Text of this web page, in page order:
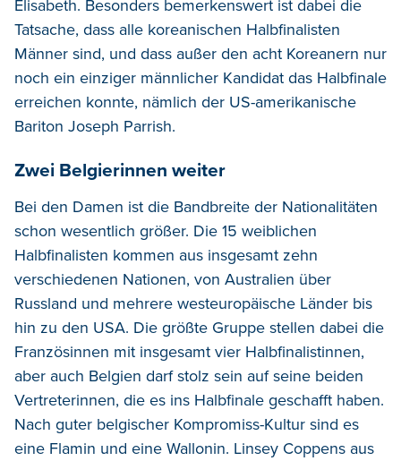
Elisabeth. Besonders bemerkenswert ist dabei die
Tatsache, dass alle koreanischen Halbfinalisten
Männer sind, und dass außer den acht Koreanern nur
noch ein einziger männlicher Kandidat das Halbfinale
erreichen konnte, nämlich der US-amerikanische
Bariton Joseph Parrish.
Zwei Belgierinnen weiter
Bei den Damen ist die Bandbreite der Nationalitäten
schon wesentlich größer. Die 15 weiblichen
Halbfinalisten kommen aus insgesamt zehn
verschiedenen Nationen, von Australien über
Russland und mehrere westeuropäische Länder bis
hin zu den USA. Die größte Gruppe stellen dabei die
Französinnen mit insgesamt vier Halbfinalistinnen,
aber auch Belgien darf stolz sein auf seine beiden
Vertreterinnen, die es ins Halbfinale geschafft haben.
Nach guter belgischer Kompromiss-Kultur sind es
eine Flamin und eine Wallonin. Linsey Coppens aus